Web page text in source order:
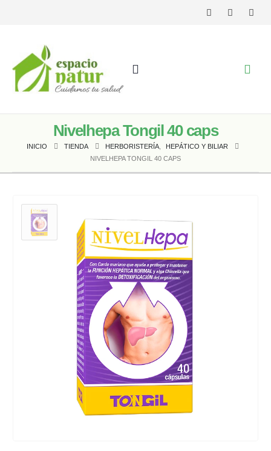
Nivelhepa Tongil 40 caps
INICIO TIENDA HERBORISTERÍA,
HEPÁTICO Y BILIAR
NIVELHEPA TONGIL 40 CAPS